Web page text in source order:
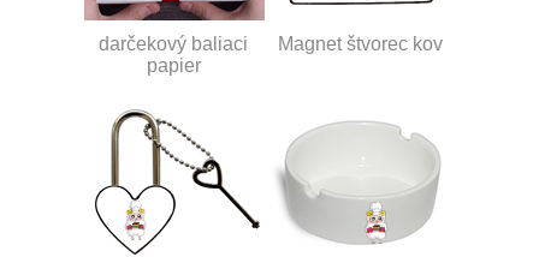
darčekový baliaci
papier
Magnet štvorec kov